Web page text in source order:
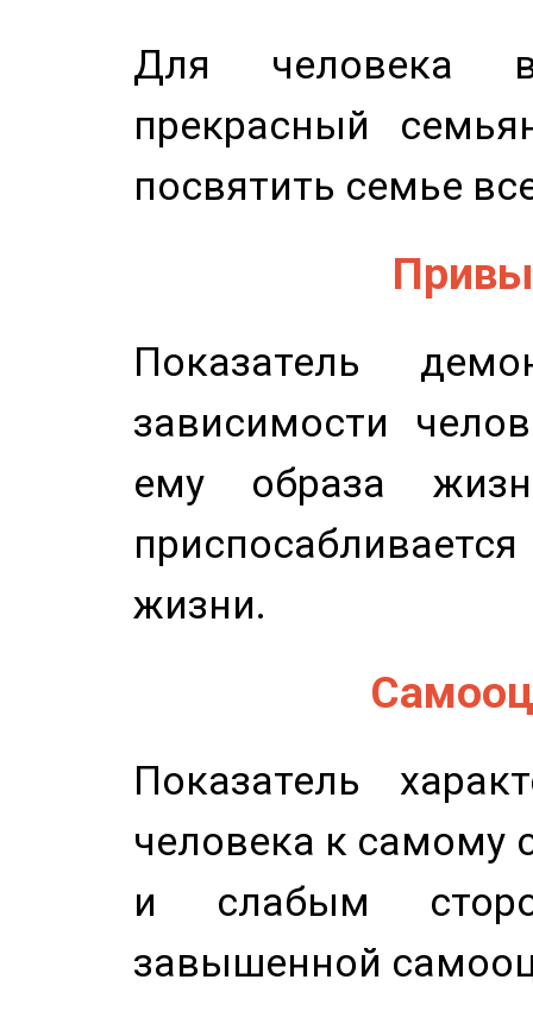
Для человека
прекрасный
посвятить семье
Показатель
зависимости
ему образа
жизни.
Показатель
человека к самому
и слабым
завышенной